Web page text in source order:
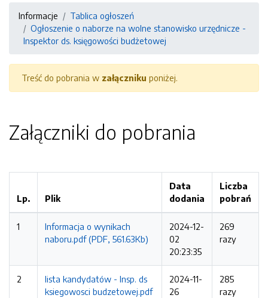
Informacje
Tablica ogłoszeń
Ogłoszenie o naborze na wolne stanowisko urzędnicze -
Inspektor ds. księgowości budżetowej
Treść do pobrania w załączniku poniżej.
Załączniki do pobrania
Lp. Plik
Data
dodania
Liczba
pobrań
1
Informacja o wynikach
naboru.pdf (PDF, 561.63Kb)
2024-12-
02
20:23:35
269
razy
2
lista kandydatów - Insp. ds
ksiegowosci budzetowej.pdf
2024-11-
26
285
razy